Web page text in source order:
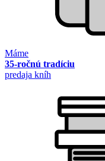
Máme
35-ročnú tradíciu
predaja kníh